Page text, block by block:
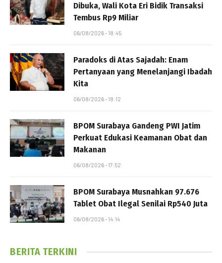
Dibuka, Wali Kota Eri Bidik Transaksi
Tembus Rp9 Miliar
06/08/2026 - 18:45
Paradoks di Atas Sajadah: Enam
Pertanyaan yang Menelanjangi Ibadah
Kita
06/08/2026 - 18:12
BPOM Surabaya Gandeng PWI Jatim
Perkuat Edukasi Keamanan Obat dan
Makanan
06/08/2026 - 17:52
BPOM Surabaya Musnahkan 97.676
Tablet Obat Ilegal Senilai Rp540 Juta
06/08/2026 - 14:14
BERITA TERKINI